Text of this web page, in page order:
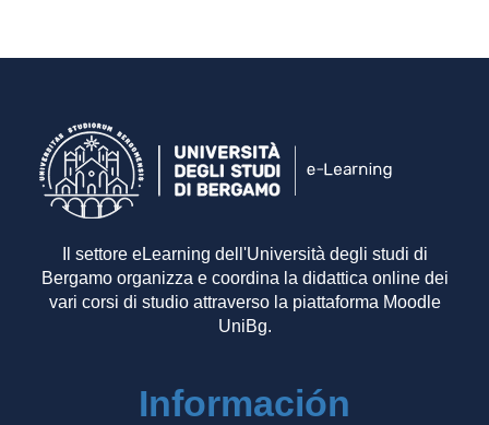
Il settore eLearning dell'Università degli studi di
Bergamo organizza e coordina la didattica online dei
vari corsi di studio attraverso la piattaforma Moodle
UniBg.
Información